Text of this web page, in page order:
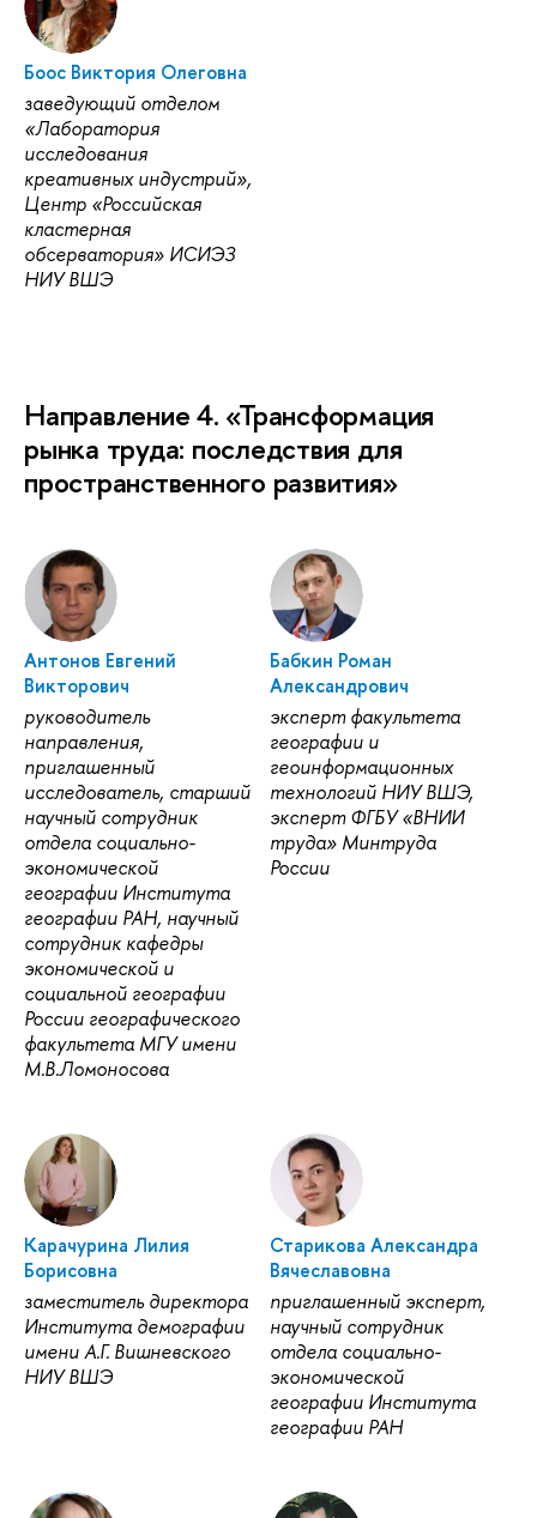
Боос Виктория Олеговна
заведующий отделом
«Лаборатория
исследования
креативных индустрий»,
Центр «Российская
кластерная
обсерватория» ИСИЭЗ
НИУ ВШЭ
Направление 4. «Трансформация
рынка труда: последствия для
пространственного развития»
Антонов Евгений
Викторович
руководитель
направления,
приглашенный
исследователь, старший
научный сотрудник
отдела социально-
экономической
географии Института
географии РАН, научный
сотрудник кафедры
экономической и
социальной географии
России географического
факультета МГУ имени
М.В.Ломоносова
Бабкин Роман
Александрович
эксперт факультета
географии и
геоинформационных
технологий НИУ ВШЭ,
эксперт ФГБУ «ВНИИ
труда» Минтруда
России
Карачурина Лилия
Борисовна
заместитель директора
Института демографии
имени А.Г. Вишневского
НИУ ВШЭ
Старикова Александра
Вячеславовна
приглашенный эксперт,
научный сотрудник
отдела социально-
экономической
географии Института
географии РАН